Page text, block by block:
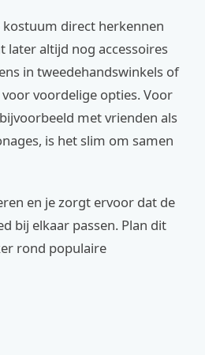
kostuum direct herkennen
later altijd nog accessoires
in tweedehandswinkels of
voordelige opties. Voor
met vrienden als
is het slim om samen
en je zorgt ervoor dat de
bij elkaar passen. Plan dit
rond populaire